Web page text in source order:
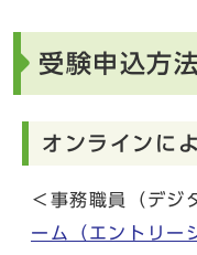
受験申込方
オンラインに
＜事務職員（デジ
ーム（エントリー